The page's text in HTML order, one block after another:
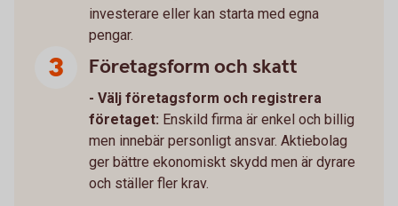
investerare eller kan starta med egna
pengar.
Företagsform och skatt
- Välj företagsform och registrera
företaget: Enskild firma är enkel och billig
men innebär personligt ansvar. Aktiebolag
ger bättre ekonomiskt skydd men är dyrare
och ställer fler krav.